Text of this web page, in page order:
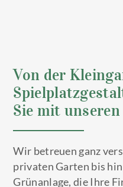
Von der
Sie mit
Wir betreuen ganz
privaten Garten bis
Grünanlage, die Ihre